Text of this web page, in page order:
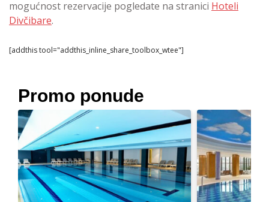
mogućnost rezervacije pogledate na stranici Hoteli
Divčibare.
[addthis tool="addthis_inline_share_toolbox_wtee"]
Promo ponude